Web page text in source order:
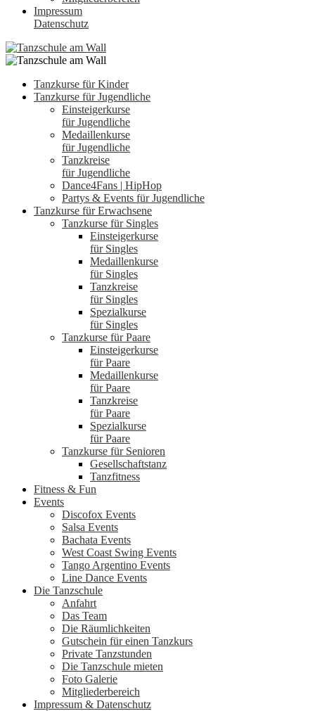
Impressum
Datenschutz
Tanzkurse für Kinder
Tanzkurse für Jugendliche
Einsteigerkurse
für Jugendliche
Medaillenkurse
für Jugendliche
Tanzkreise
für Jugendliche
Dance4Fans | HipHop
Partys & Events für Jugendliche
Tanzkurse für Erwachsene
Tanzkurse für Singles
Einsteigerkurse
für Singles
Medaillenkurse
für Singles
Tanzkreise
für Singles
Spezialkurse
für Singles
Tanzkurse für Paare
Einsteigerkurse
für Paare
Medaillenkurse
für Paare
Tanzkreise
für Paare
Spezialkurse
für Paare
Tanzkurse für Senioren
Gesellschaftstanz
Tanzfitness
Fitness & Fun
Events
Discofox Events
Salsa Events
Bachata Events
West Coast Swing Events
Tango Argentino Events
Line Dance Events
Die Tanzschule
Anfahrt
Das Team
Die Räumlichkeiten
Gutschein für einen Tanzkurs
Private Tanzstunden
Die Tanzschule mieten
Foto Galerie
Mitgliederbereich
Impressum & Datenschutz